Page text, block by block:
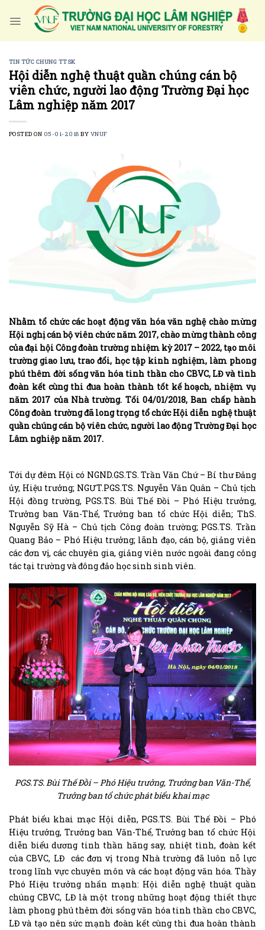
TIN TỨC CHUNG TTSK
Hội diễn nghệ thuật quần chúng cán bộ
viên chức, người lao động Trường Đại học
Lâm nghiệp năm 2017
POSTED ON 05-01-2018 BY VNUF
Nhằm tổ chức các hoạt động văn hóa văn nghệ chào mừng
Hội nghị cán bộ viên chức năm 2017, chào mừng thành công
của đại hội Công đoàn trường nhiệm kỳ 2017 – 2022, tạo môi
trường giao lưu, trao đổi, học tập kinh nghiệm, làm phong
phú thêm đời sống văn hóa tinh thần cho CBVC, LĐ và tình
đoàn kết cùng thi đua hoàn thành tốt kế hoạch, nhiệm vụ
năm 2017 của Nhà trường. Tối 04/01/2018, Ban chấp hành
Công đoàn trường đã long trọng tổ chức Hội diễn nghệ thuật
quần chúng cán bộ viên chức, người lao động Trường Đại học
Lâm nghiệp năm 2017.
Tới dự đêm Hội có NGND.GS.TS. Trần Văn Chứ – Bí thư Đảng
ủy, Hiệu trưởng; NGƯT.PGS.TS. Nguyễn Văn Quân – Chủ tịch
Hội đồng trường, PGS.TS. Bùi Thế Đồi – Phó Hiệu trưởng,
Trưởng ban Văn-Thể, Trưởng ban tổ chức Hội diễn; ThS.
Nguyễn Sỹ Hà – Chủ tịch Công đoàn trường; PGS.TS. Trần
Quang Bảo – Phó Hiệu trưởng; lãnh đạo, cán bộ, giảng viên
các đơn vị, các chuyên gia, giảng viên nước ngoài đang công
tác tại trường và đông đảo học sinh sinh viên.
PGS.TS. Bùi Thế Đồi – Phó Hiệu trưởng, Trưởng ban Văn-Thể,
Trưởng ban tổ chức phát biểu khai mạc
Phát biểu khai mạc Hội diễn, PGS.TS. Bùi Thế Đồi – Phó
Hiệu trưởng, Trưởng ban Văn-Thể, Trưởng ban tổ chức Hội
diễn biểu dương tinh thần hăng say, nhiệt tình, đoàn kết
của CBVC, LĐ các đơn vị trong Nhà trường đã luôn nỗ lực
trong lĩnh vực chuyên môn và các hoạt động văn hóa. Thầy
Phó Hiệu trưởng nhấn mạnh: Hội diễn nghệ thuật quần
chúng CBVC, LĐ là một trong những hoạt động thiết thực
làm phong phú thêm đời sống văn hóa tinh thần cho CBVC,
LĐ và tạo nên sức mạnh đoàn kết cùng thi đua hoàn thành